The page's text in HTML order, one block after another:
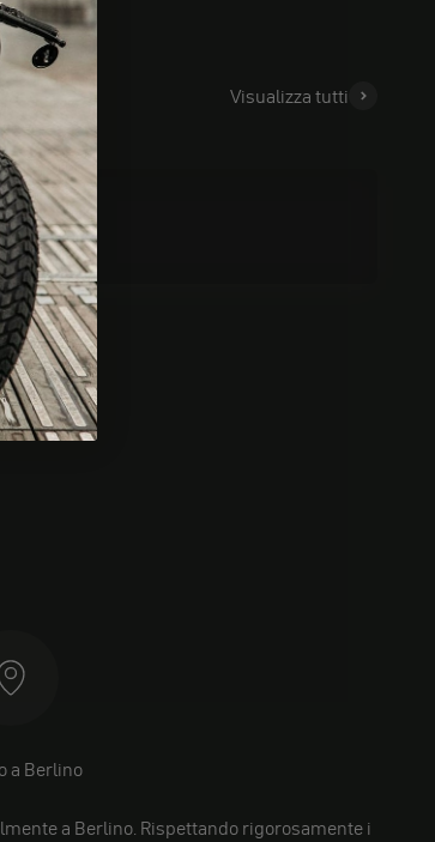
Visualizza tutti
a Berlino
a Berlino. Rispettando rigorosamente i